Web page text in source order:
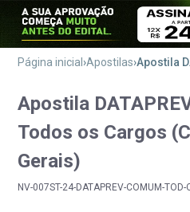
Página inicial Apostilas
Apostila
Todos os Cargos
Gerais)
NV-007ST-24-DATAPREV-COMUM-TOD-